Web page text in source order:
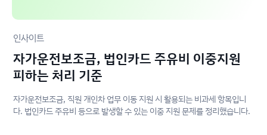
인사이트
자가운전보조금, 법인카드 주유비 이중지원
피하는 처리 기준
자가운전보조금, 직원 개인차 업무 이동 지원 시 활용되는 비과세 항목입니
다. 법인카드 주유비 등으로 발생할 수 있는 이중 지원 문제를 정리했습니다.